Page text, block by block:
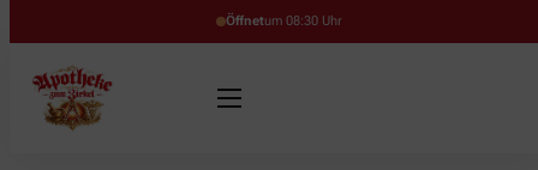
Öffnetum 08:30 Uhr